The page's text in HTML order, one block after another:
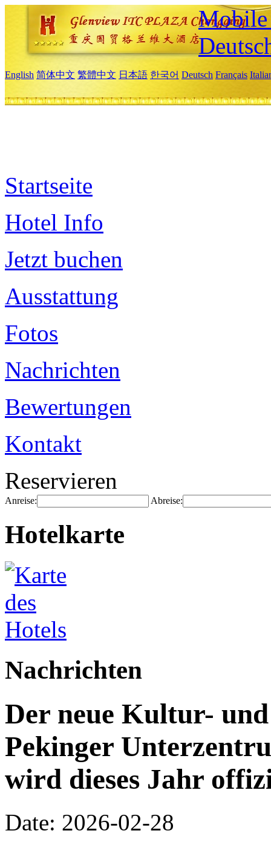
Mobile
English 简体中文 繁體中文 日本語 한국어 Deutsch Français
Startseite
Hotel Info
Jetzt buchen
Ausstattung
Fotos
Nachrichten
Bewertungen
Kontakt
Reservieren
Anreise: Abreise:
Hotelkarte
Nachrichten
Der neue Kultur-
Pekinger
wird dieses Jahr
Date: 2026-02-28